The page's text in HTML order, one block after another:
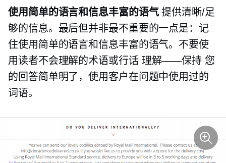
使用简单的语言和信息丰富的语气提供清晰/足
够的信息。最后但并非最不重要的一点是：记
住使用简单的语言和信息丰富的语气。不要使
用读者不会理解的术语或行话 理解——保持 您
的回答简单明了，使用客户在问题中使用过的
词语。